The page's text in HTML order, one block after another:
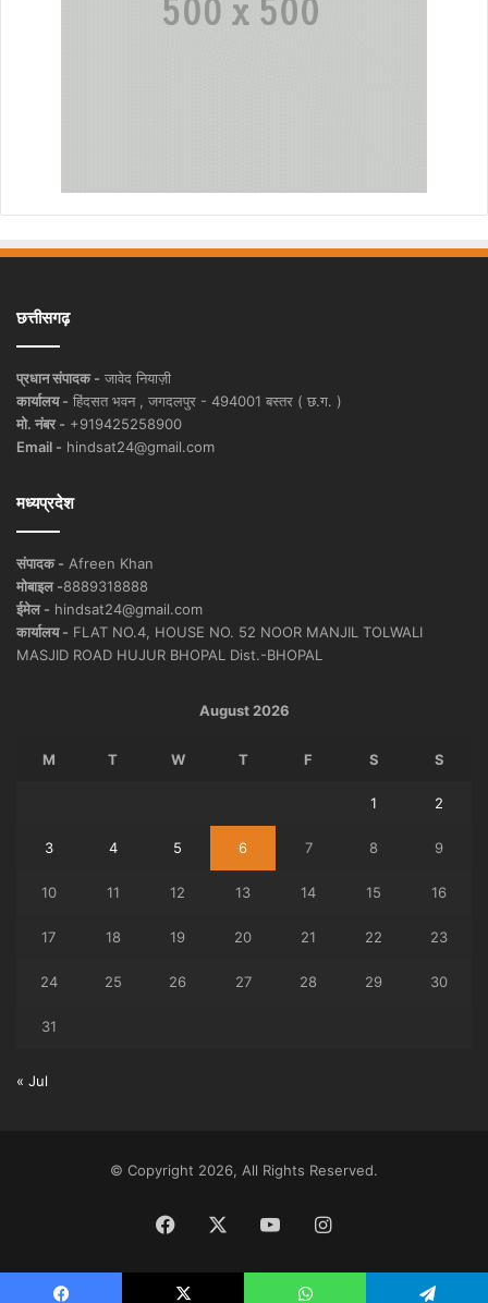
छत्तीसगढ़
प्रधान संपादक - जावेद नियाज़ी
कार्यालय - हिंदसत भवन , जगदलपुर - 494001 बस्तर ( छ.ग. )
मो. नंबर - +919425258900
Email - hindsat24@gmail.com
मध्यप्रदेश
संपादक - Afreen Khan
मोबाइल -8889318888
ईमेल - hindsat24@gmail.com
कार्यालय - FLAT NO.4, HOUSE NO. 52 NOOR MANJIL TOLWALI
MASJID ROAD HUJUR BHOPAL Dist.-BHOPAL
August 2026
M T W T F S S
1 2
3 4 5 6 7 8 9
10 11 12 13 14 15 16
17 18 19 20 21 22 23
24 25 26 27 28 29 30
31
« Jul
© Copyright 2026, All Rights Reserved.
Facebook YouTubeInstagram